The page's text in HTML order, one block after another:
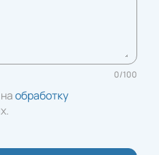
0/100
обработку
.